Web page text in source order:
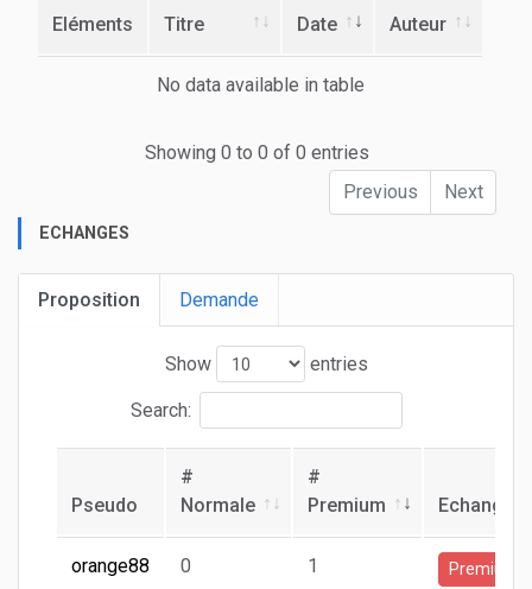
Eléments Titre Date Auteur
No data available in table
Showing 0 to 0 of 0 entries
Previous
Next
ECHANGES
Proposition Demande
Show entries
Search:
Pseudo
#
Normale
#
Premium
Echange
orange88 0 1 Premium